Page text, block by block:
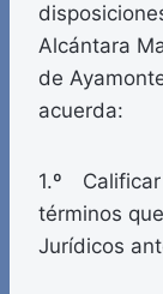
Alcántara
de
acuerda:
1.º Calificar
términos
Jurídicos